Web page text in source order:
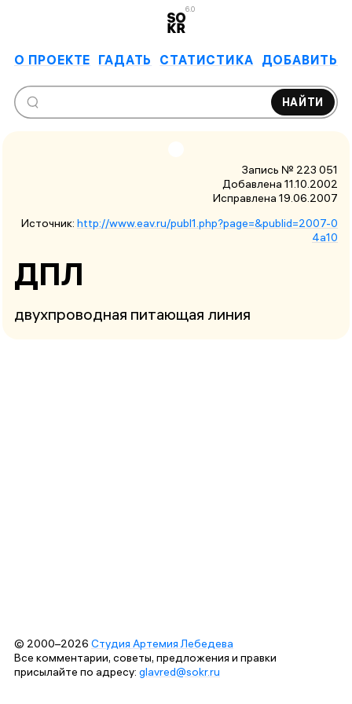
6.0
О ПРОЕКТЕ ГАДАТЬ СТАТИСТИКА ДОБАВИТЬ
НАЙТИ
Запись № 223 051
Добавлена 11.10.2002
Исправлена 19.06.2007
Источник: http://www.eav.ru/publ1.php?page=&publid=2007-0
4a10
ДПЛ
двухпроводная питающая линия
© 2000–2026 Студия Артемия Лебедева
Все комментарии, советы, предложения и правки
присылайте по адресу: glavred@sokr.ru